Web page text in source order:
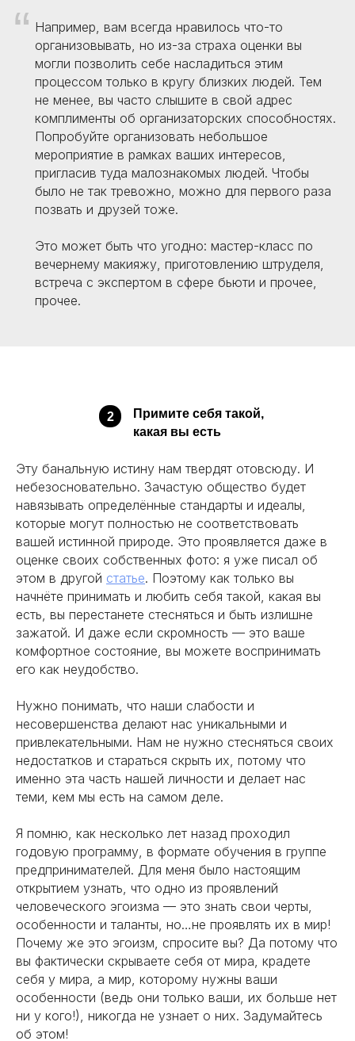
“ Например, вам всегда нравилось что-то
организовывать, но из-за страха оценки вы
могли позволить себе насладиться этим
процессом только в кругу близких людей. Тем
не менее, вы часто слышите в свой адрес
комплименты об организаторских способностях.
Попробуйте организовать небольшое
мероприятие в рамках ваших интересов,
пригласив туда малознакомых людей. Чтобы
было не так тревожно, можно для первого раза
позвать и друзей тоже.
Это может быть что угодно: мастер-класс по
вечернему макияжу, приготовлению штруделя,
встреча с экспертом в сфере бьюти и прочее,
прочее.
Примите себя такой,
какая вы есть
2
Эту банальную истину нам твердят отовсюду. И
небезосновательно. Зачастую общество будет
навязывать определённые стандарты и идеалы,
которые могут полностью не соответствовать
вашей истинной природе. Это проявляется даже в
оценке своих собственных фото: я уже писал об
этом в другой статье. Поэтому как только вы
начнёте принимать и любить себя такой, какая вы
есть, вы перестанете стесняться и быть излишне
зажатой. И даже если скромность — это ваше
комфортное состояние, вы можете воспринимать
его как неудобство.
Нужно понимать, что наши слабости и
несовершенства делают нас уникальными и
привлекательными. Нам не нужно стесняться своих
недостатков и стараться скрыть их, потому что
именно эта часть нашей личности и делает нас
теми, кем мы есть на самом деле.
Я помню, как несколько лет назад проходил
годовую программу, в формате обучения в группе
предпринимателей. Для меня было настоящим
открытием узнать, что одно из проявлений
человеческого эгоизма — это знать свои черты,
особенности и таланты, но…не проявлять их в мир!
Почему же это эгоизм, спросите вы? Да потому что
вы фактически скрываете себя от мира, крадете
себя у мира, а мир, которому нужны ваши
особенности (ведь они только ваши, их больше нет
ни у кого!), никогда не узнает о них. Задумайтесь
об этом!